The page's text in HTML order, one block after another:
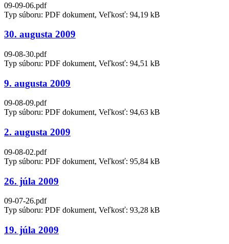
09-09-06.pdf
Typ súboru: PDF dokument, Veľkosť: 94,19 kB
30. augusta 2009
09-08-30.pdf
Typ súboru: PDF dokument, Veľkosť: 94,51 kB
9. augusta 2009
09-08-09.pdf
Typ súboru: PDF dokument, Veľkosť: 94,63 kB
2. augusta 2009
09-08-02.pdf
Typ súboru: PDF dokument, Veľkosť: 95,84 kB
26. júla 2009
09-07-26.pdf
Typ súboru: PDF dokument, Veľkosť: 93,28 kB
19. júla 2009